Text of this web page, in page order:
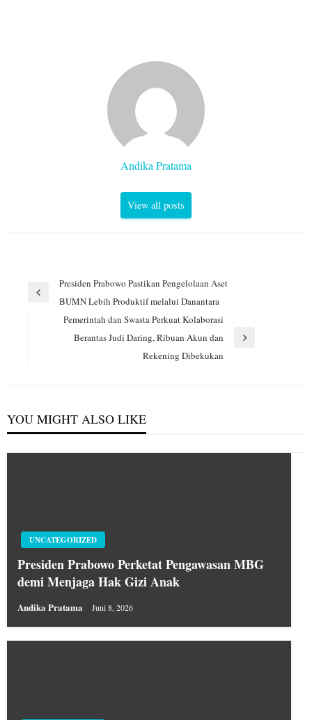
Andika Pratama
View all posts
Navigasi
Previous
Presiden Prabowo Pastikan Pengelolaan Aset
BUMN Lebih Produktif melalui Danantara
Pemerintah dan Swasta Perkuat Kolaborasi
Berantas Judi Daring, Ribuan Akun dan
Rekening Dibekukan
YOU MIGHT ALSO LIKE
UNCATEGORIZED
Presiden Prabowo Perketat Pengawasan MBG
demi Menjaga Hak Gizi Anak
Andika Pratama Juni 8, 2026